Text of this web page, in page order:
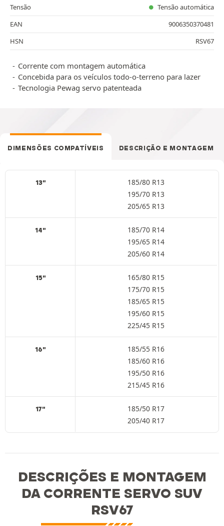
Tensão
Tensão automática
EAN
9006350370481
HSN
RSV67
Corrente com montagem automática
Concebida para os veículos todo-o-terreno para lazer
Tecnologia Pewag servo patenteada
DIMENSÕES COMPATÍVEIS DESCRIÇÃO E MONTAGEM
13"
185/80 R13
195/70 R13
205/65 R13
14"
185/70 R14
195/65 R14
205/60 R14
15"
165/80 R15
175/70 R15
185/65 R15
195/60 R15
225/45 R15
16"
185/55 R16
185/60 R16
195/50 R16
215/45 R16
17"
185/50 R17
205/40 R17
DESCRIÇÕES E MONTAGEM
DA CORRENTE SERVO SUV
RSV67